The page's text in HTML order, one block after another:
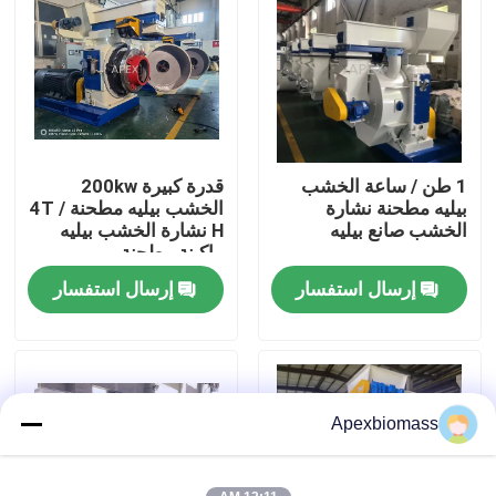
حول بنا
جولة في المعمل
ضبط الجودة
اتصل بنا
جميع القضايا
1 طن / ساعة الخشب
بيليه مطحنة نشارة
الخشب صانع بيليه
إرسال استفسار
قدرة كبيرة 200kw
الخشب بيليه مطحنة 4T /
H نشارة الخشب بيليه
ماكينة مطحنة
إرسال استفسار
Apexbiomass